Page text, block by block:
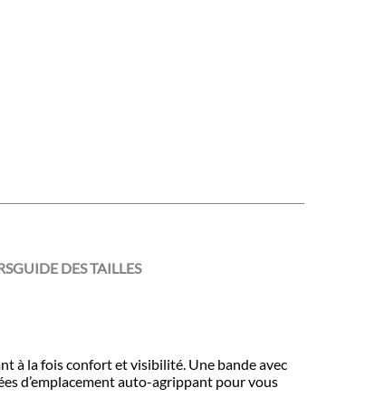
GUIDE DES TAILLES
à la fois confort et visibilité. Une bande avec
d’emplacement auto-agrippant pour vous